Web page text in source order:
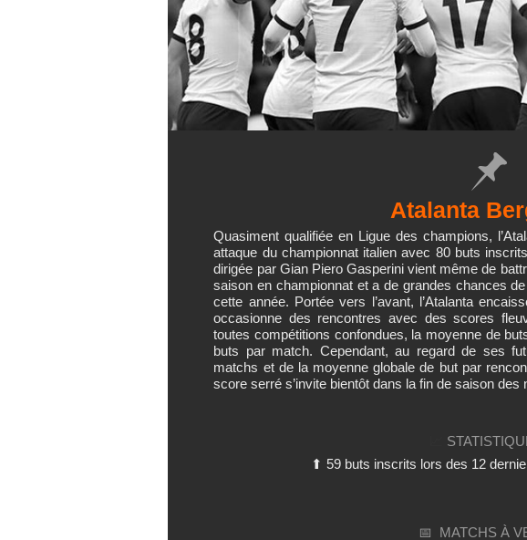
Atalanta
Quasiment qualifiée en Ligue des champions,
attaque du championnat italien avec 80 buts
dirigée par Gian Piero Gasperini vient même de
saison en championnat et a de grandes chances
cette année. Portée vers l’avant, l’Atalanta
occasionne des rencontres avec des scores
toutes compétitions confondues, la moyenne de
buts par match. Cependant, au regard de ses
matchs et de la moyenne globale de but par
score serré s’invite bientôt dans la fin de saison des
⬆ 59 buts inscrits lors des 12
📅 MATCHS À